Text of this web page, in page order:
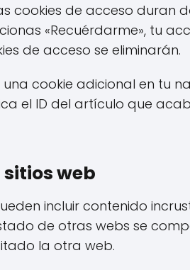
cookies de acceso duran
«Recuérdarme», tu
de acceso se eliminarán.
cookie adicional en tu
el ID del artículo que
web
incluir contenido
de otras webs se
la otra web.